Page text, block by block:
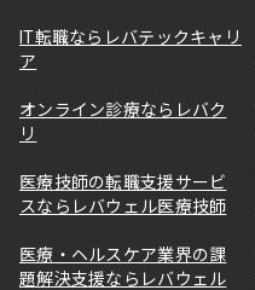
IT転職ならレバテックキャリ
ア
オンライン診療ならレバク
リ
医療技師の転職支援サービ
スならレバウェル医療技師
医療・ヘルスケア業界の課
題解決支援ならレバウェル